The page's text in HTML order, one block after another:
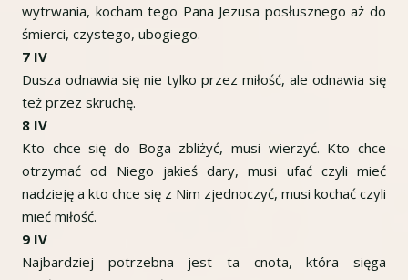
wytrwania, kocham tego Pana Jezusa posłusznego aż do
śmierci, czystego, ubogiego.
7 IV
Dusza odnawia się nie tylko przez miłość, ale odnawia się
też przez skruchę.
8 IV
Kto chce się do Boga zbliżyć, musi wierzyć. Kto chce
otrzymać od Niego jakieś dary, musi ufać czyli mieć
nadzieję a kto chce się z Nim zjednoczyć, musi kochać czyli
mieć miłość.
9 IV
Najbardziej potrzebna jest ta cnota, która sięga